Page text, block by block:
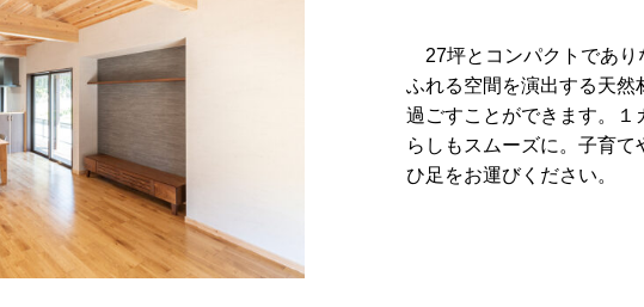
27坪とコンパクトであり
ふれる空間を演出する天
過ごすことができます。
らしもスムーズに。子育
ひ足をお運びください。